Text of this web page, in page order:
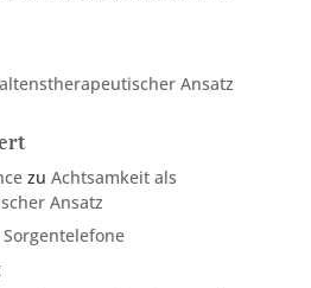
Ansatz
zu Achtsamkeit als
Ansatz
Sorgentelefone